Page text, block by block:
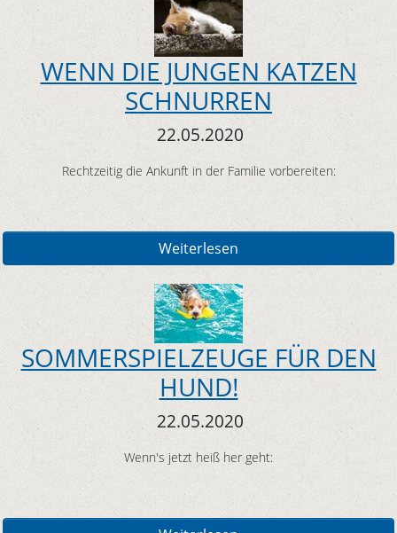
WENN DIE JUNGEN KATZEN
SCHNURREN
22.05.2020
Rechtzeitig die Ankunft in der Familie vorbereiten:
Weiterlesen
SOMMERSPIELZEUGE FÜR DEN
HUND!
22.05.2020
Wenn's jetzt heiß her geht: